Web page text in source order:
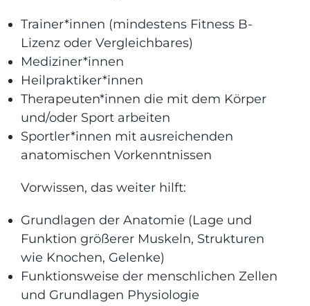
Trainer*innen (mindestens Fitness B-
Lizenz oder Vergleichbares)
Mediziner*innen
Heilpraktiker*innen
Therapeuten*innen die mit dem Körper
und/oder Sport arbeiten
Sportler*innen mit ausreichenden
anatomischen Vorkenntnissen
Vorwissen, das weiter hilft:
Grundlagen der Anatomie (Lage und
Funktion größerer Muskeln, Strukturen
wie Knochen, Gelenke)
Funktionsweise der menschlichen Zellen
und Grundlagen Physiologie